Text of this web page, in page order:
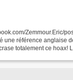
Zemmour.Eric/
une référence anglaise
totalement ce hoax!